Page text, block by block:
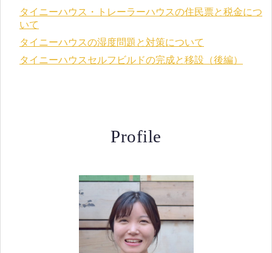
タイニーハウス・トレーラーハウスの住民票と税金につ
いて
タイニーハウスの湿度問題と対策について
タイニーハウスセルフビルドの完成と移設（後編）
Profile